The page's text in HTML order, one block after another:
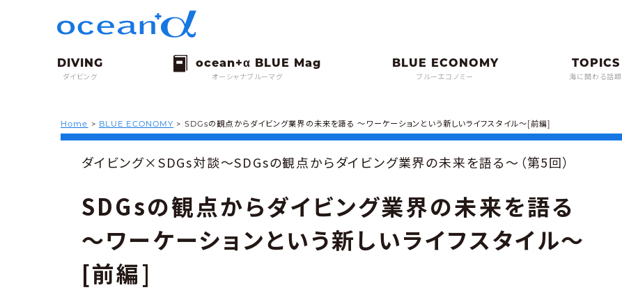
ダイビング オーシャナブルーマグ ブルーエコノミー 海に関わる話題
Home > BLUE ECONOMY > SDGsの観点からダイビング業界の未来を語る 〜ワーケーションという新しいライフスタイル〜[前編]
ダイビング×SDGs対談〜SDGsの観点からダイビング業界の未来を語る〜（第5回）
SDGsの観点からダイビング業界の未来を語る
〜ワーケーションという新しいライフスタイル〜
[前編]